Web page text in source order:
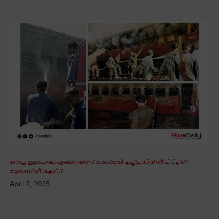
ഗോധ്ര കൂട്ടക്കൊല; എങ്ങനെയാണ് സബർമതി എക്സ്പ്രസിന് തീ പിടിച്ചത്?
ആരാണ് തീ വച്ചത്..?
April 2, 2025